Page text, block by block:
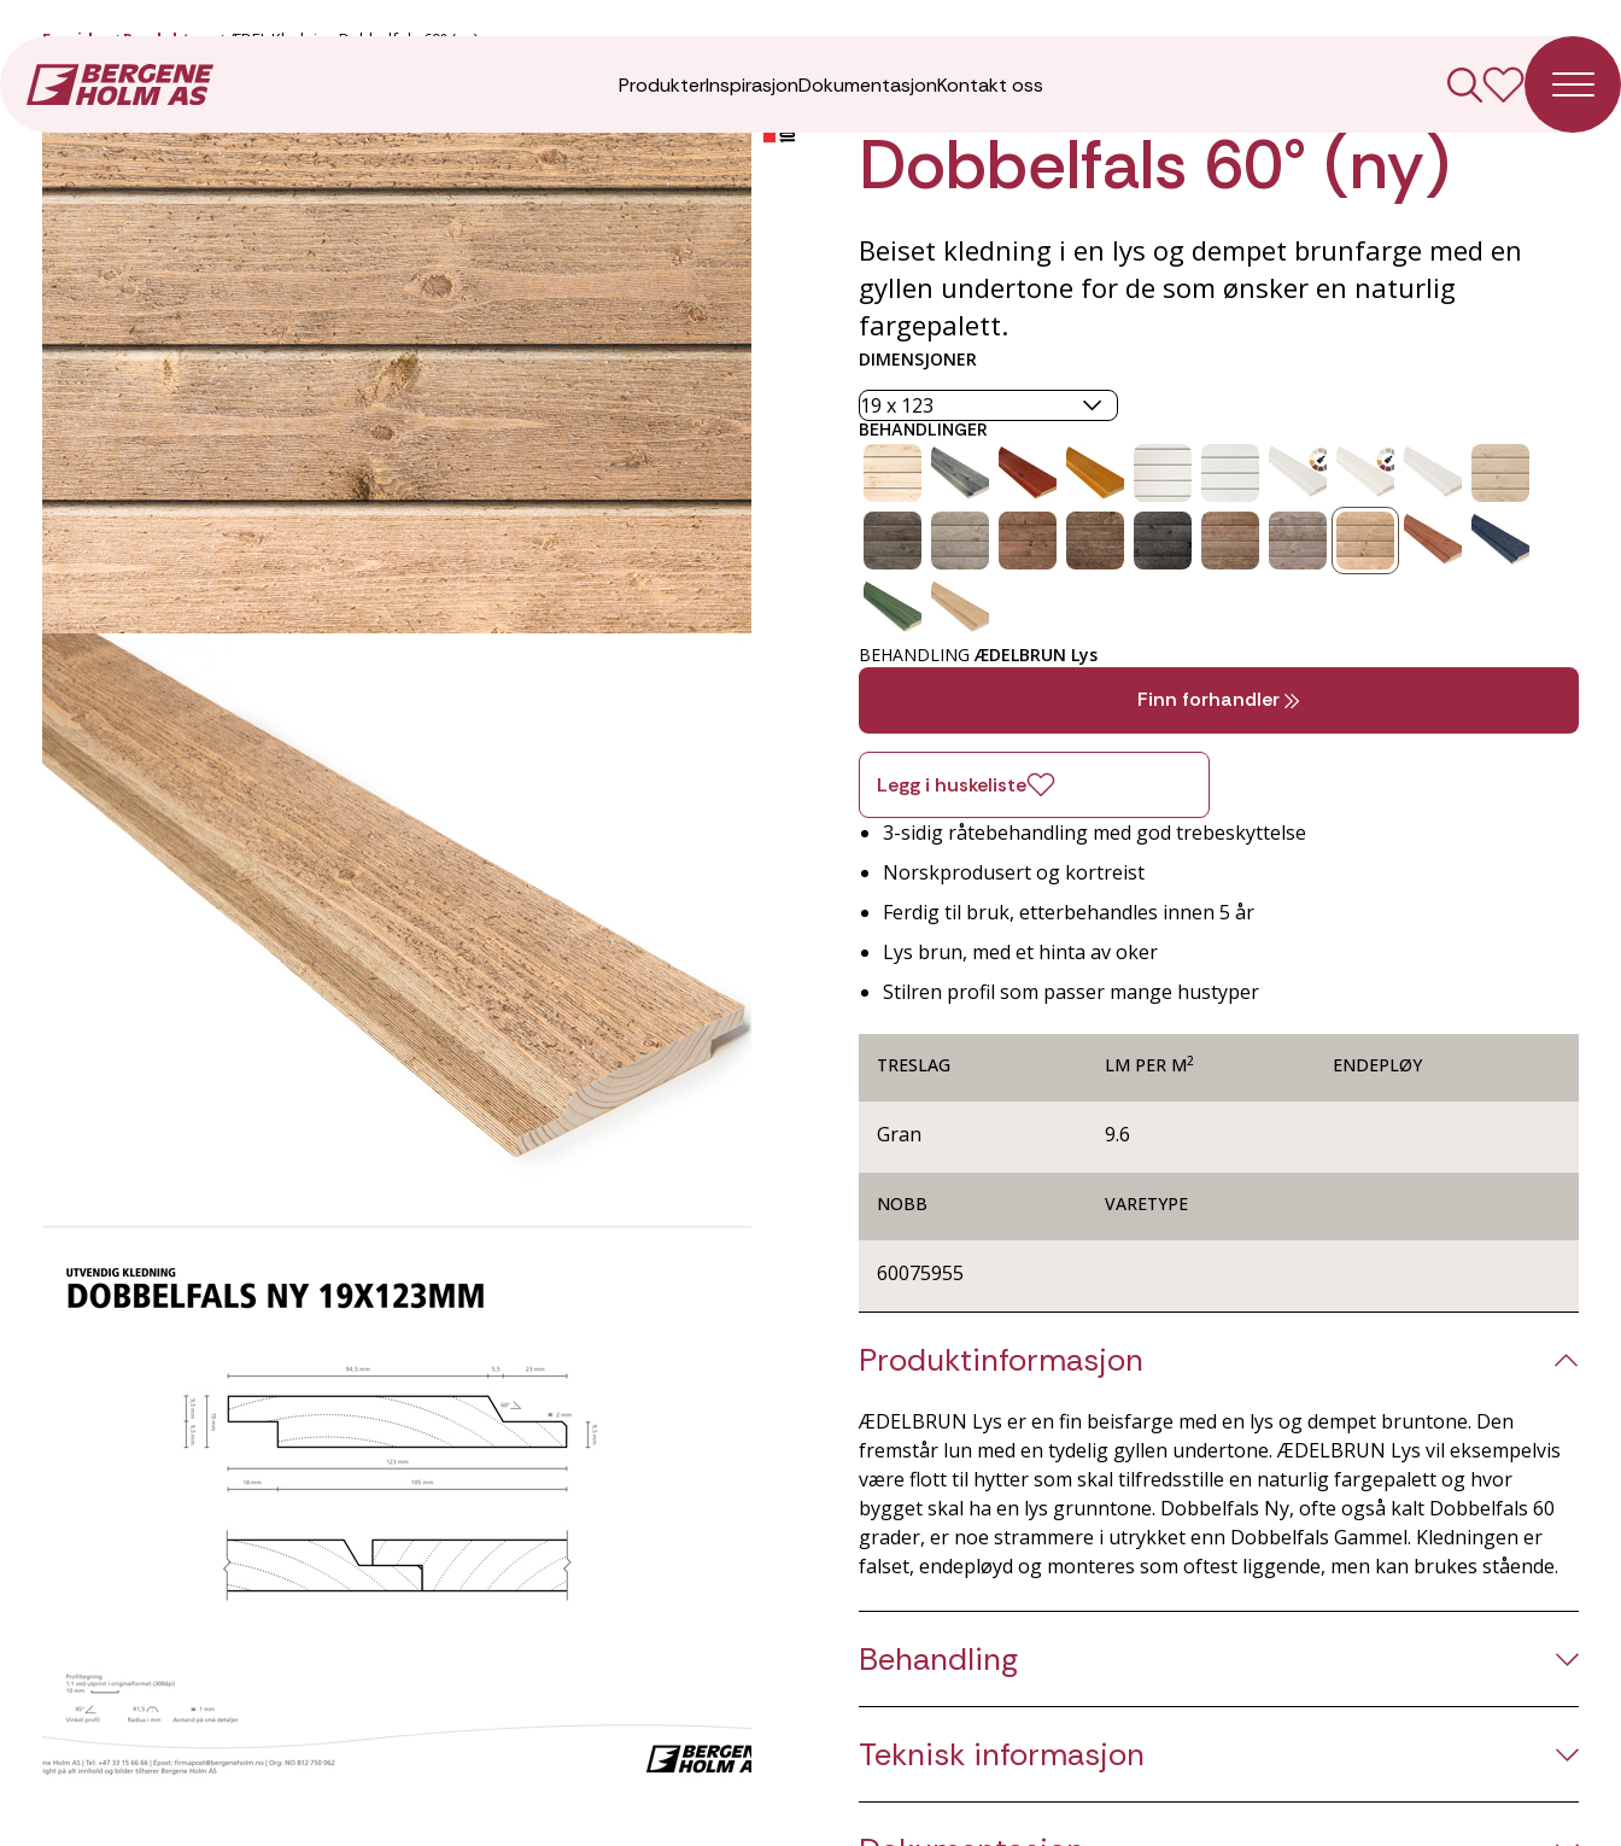
ProdukterInspirasjonDokumentasjonKontakt oss
Forside Produkter ÆDEL Kledning Dobbelfals 60° (ny)
ÆDEL Kledning
Dobbelfals 60° (ny)
Beiset kledning i en lys og dempet brunfarge med en
gyllen undertone for de som ønsker en naturlig
fargepalett.
DIMENSJONER
BEHANDLINGER
BEHANDLING ÆDELBRUN Lys
Finn forhandler
Legg i huskeliste
3-sidig råtebehandling med god trebeskyttelse
Norskprodusert og kortreist
Ferdig til bruk, etterbehandles innen 5 år
Lys brun, med et hinta av oker
Stilren profil som passer mange hustyper
TRESLAG LM PER M2 ENDEPLØY
Gran 9.6
NOBB VARETYPE
60075955
Produktinformasjon
ÆDELBRUN Lys er en fin beisfarge med en lys og dempet bruntone. Den
fremstår lun med en tydelig gyllen undertone. ÆDELBRUN Lys vil eksempelvis
være flott til hytter som skal tilfredsstille en naturlig fargepalett og hvor
bygget skal ha en lys grunntone. Dobbelfals Ny, ofte også kalt Dobbelfals 60
grader, er noe strammere i utrykket enn Dobbelfals Gammel. Kledningen er
falset, endepløyd og monteres som oftest liggende, men kan brukes stående.
Behandling
Teknisk informasjon